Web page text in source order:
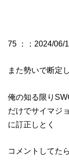
75 ： ：2024/
また勢いで断定
俺の知る限り
だけでサイマジ
に訂正しとく
コメントしてた